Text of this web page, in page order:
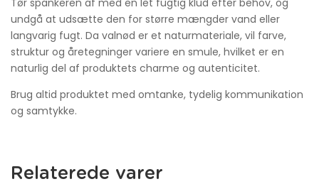
Tør spankeren af med en let fugtig klud efter behov, og
undgå at udsætte den for større mængder vand eller
langvarig fugt. Da valnød er et naturmateriale, vil farve,
struktur og åretegninger variere en smule, hvilket er en
naturlig del af produktets charme og autenticitet.
Brug altid produktet med omtanke, tydelig kommunikation
og samtykke.
Relaterede varer